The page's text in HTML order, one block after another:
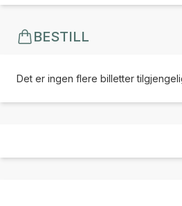
BESTILL
Det er ingen flere billetter